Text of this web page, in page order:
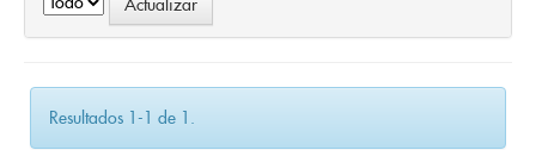
Resultados 1-1 de 1.